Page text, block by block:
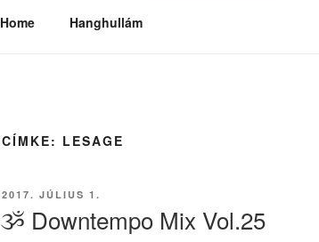
Home Hanghullám
CÍMKE: LESAGE
BEKÜLDVE:
2017. JÚLIUS 1.
ૐ Downtempo Mix Vol.25